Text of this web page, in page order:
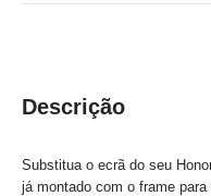
Descrição
Substitua o ecrã do seu
já montado com o frame